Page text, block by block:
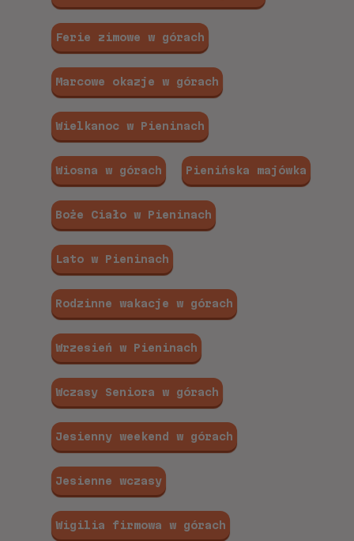
Ferie zimowe w górach
Marcowe okazje w górach
Wielkanoc w Pieninach
Wiosna w górach Pienińska majówka
Boże Ciało w Pieninach
Lato w Pieninach
Rodzinne wakacje w górach
Wrzesień w Pieninach
Wczasy Seniora w górach
Jesienny weekend w górach
Jesienne wczasy
Wigilia firmowa w górach